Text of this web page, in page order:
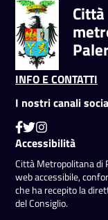
Città
INFO E CONTATTI
I nostri canali
Accessibilità
Città Metropolitana di
web accessibile,
che ha recepito la
del Consiglio.